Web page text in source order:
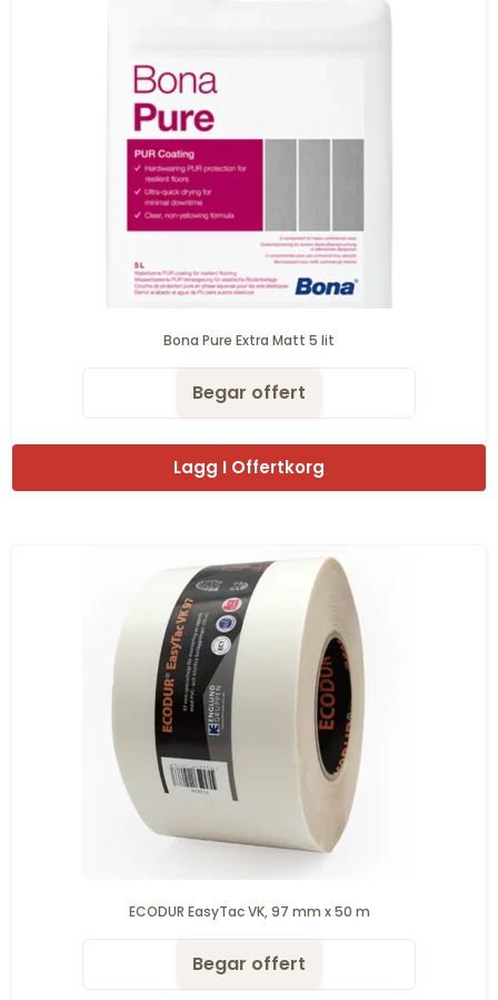
Bona Pure Extra Matt 5 lit
Begar offert
Lagg I Offertkorg
ECODUR EasyTac VK, 97 mm x 50 m
Begar offert